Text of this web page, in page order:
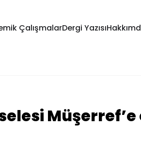
ÇalışmalarDergi Yazısı